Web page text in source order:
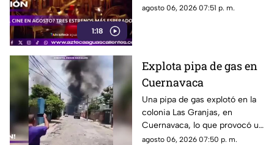
1:18
entrega de terror para distintos
agosto 06, 2026 07:51 p. m.
Explota pipa de gas en
Cuernavaca
Una pipa de gas explotó en la
colonia Las Granjas, en
Cuernavaca, lo que provocó un
despliegue de bomberos y
agosto 06, 2026 07:50 p. m.